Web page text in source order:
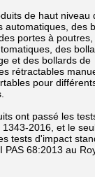
de haut niveau
automatiques, des
portes à
des
et des bollards de
rétractables
pour
ont passé les
2016, et le
tests d'impact
PAS 68:2013 au